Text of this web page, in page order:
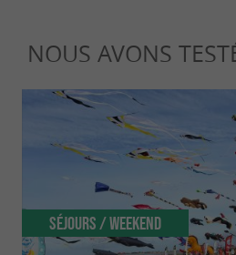
NOUS AVONS
Séjours / Weekend